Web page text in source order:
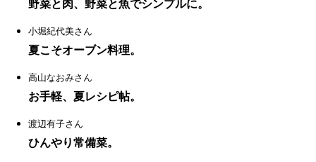
野菜と肉、野菜と魚でシンプルに。
小堀紀代美さん
夏こそオーブン料理。
高山なおみさん
お手軽、夏レシピ帖。
渡辺有子さん
ひんやり常備菜。